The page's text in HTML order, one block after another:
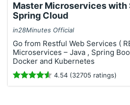
Master Microservices with
Spring Cloud
in28Minutes Official
Go from Restful Web Services (
Microservices – Java , Spring
Docker and Kubernetes
4.54 (32705 ratings)